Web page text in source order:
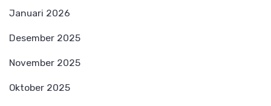
Januari 2026
Desember 2025
November 2025
Oktober 2025